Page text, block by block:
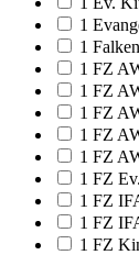
1
1
1 FZ
1 FZ
1 FZ
1 FZ
1 FZ
1 FZ
1 FZ
1 FZ
1 FZ